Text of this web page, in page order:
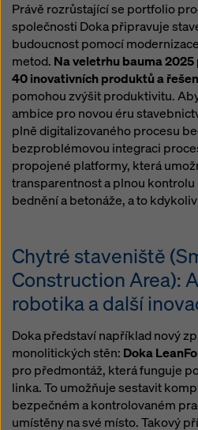
Právě rozrůstající se portfolio
společnosti Doka připravuje
budoucnost pomocí
metod. Na veletrhu bauma
40 inovativních produktů a
pomohou zvýšit produktivitu.
ambice pro novou éru
plně digitalizovaného procesu
bezproblémovou integraci
propojené platformy, která
transparentnost a plnou
bednění a betonáže, a to
Chytré staveniště
Construction Area):
robotika a další
Doka představí například nový
monolitických stěn: Doka
pro předmontáž, která funguje
linka. To umožňuje sestavit
bezpečném a kontrolovaném
umístěny na své místo. Takový